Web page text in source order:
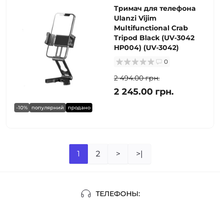
-10% популярний продано
Тримач для телефона
Ulanzi Vijim
Multifunctional Crab
Tripod Black (UV-3042
HP004) (UV-3042)
0
2 494.00 грн.
2 245.00 грн.
1 2 > >|
ТЕЛЕФОНЫ: